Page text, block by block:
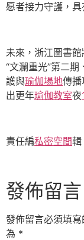
愿者接力守護，
未來，浙江圖書
“文瀾重光”第二期
護與瑜伽場地傳播
出更年瑜伽教室夜
責任編私密空間輯
發佈留言
發佈留言必須填
為 *